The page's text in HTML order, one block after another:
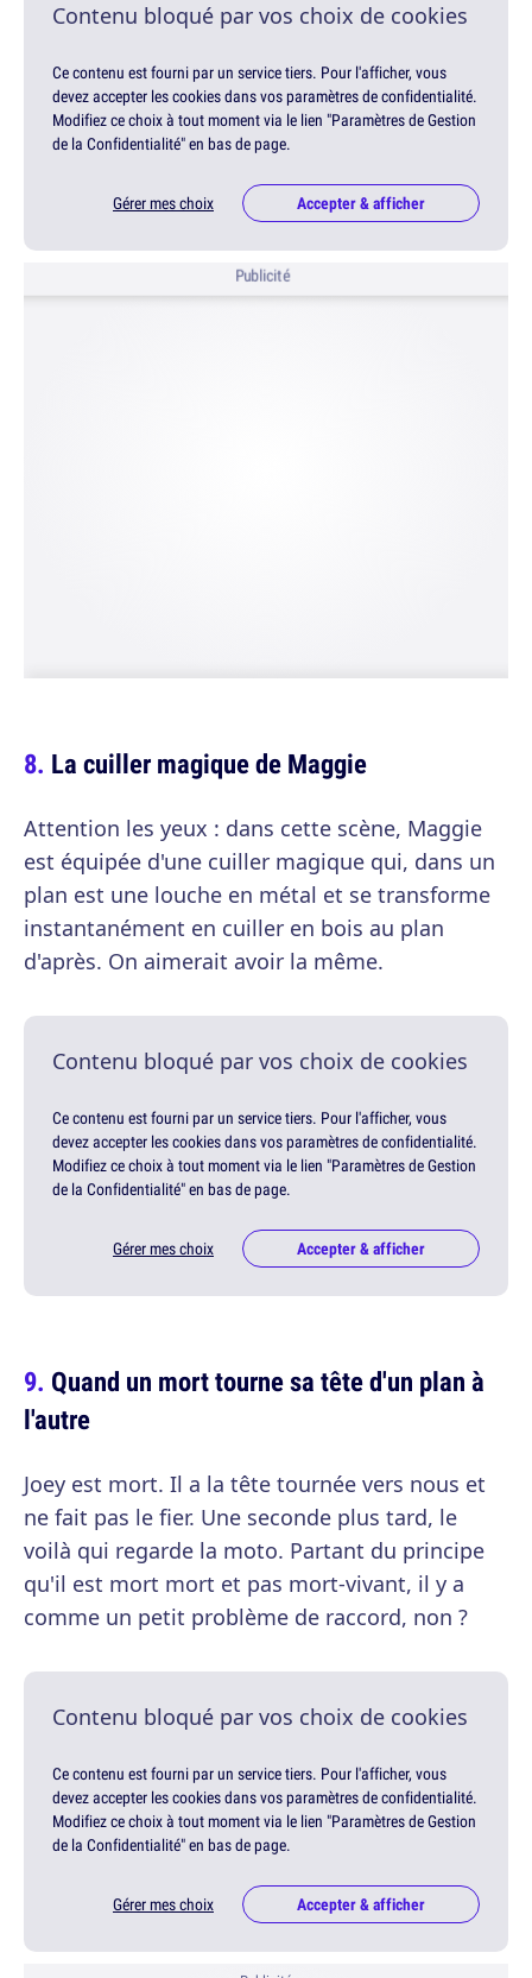
Contenu bloqué par vos choix de cookies
Ce contenu est fourni par un service tiers. Pour l'afficher, vous
devez accepter les cookies dans vos paramètres de confidentialité.
Modifiez ce choix à tout moment via le lien "Paramètres de Gestion
de la Confidentialité" en bas de page.
Gérer mes choix Accepter & afficher
Publicité
La cuiller magique de Maggie
Attention les yeux : dans cette scène, Maggie
est équipée d'une cuiller magique qui, dans un
plan est une louche en métal et se transforme
instantanément en cuiller en bois au plan
d'après. On aimerait avoir la même.
Contenu bloqué par vos choix de cookies
Ce contenu est fourni par un service tiers. Pour l'afficher, vous
devez accepter les cookies dans vos paramètres de confidentialité.
Modifiez ce choix à tout moment via le lien "Paramètres de Gestion
de la Confidentialité" en bas de page.
Gérer mes choix Accepter & afficher
Quand un mort tourne sa tête d'un plan à
l'autre
Joey est mort. Il a la tête tournée vers nous et
ne fait pas le fier. Une seconde plus tard, le
voilà qui regarde la moto. Partant du principe
qu'il est mort mort et pas mort-vivant, il y a
comme un petit problème de raccord, non ?
Contenu bloqué par vos choix de cookies
Ce contenu est fourni par un service tiers. Pour l'afficher, vous
devez accepter les cookies dans vos paramètres de confidentialité.
Modifiez ce choix à tout moment via le lien "Paramètres de Gestion
de la Confidentialité" en bas de page.
Gérer mes choix Accepter & afficher